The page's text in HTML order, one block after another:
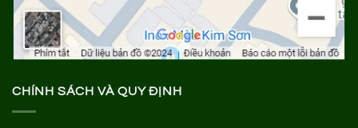
CHÍNH SÁCH VÀ QUY ĐỊNH